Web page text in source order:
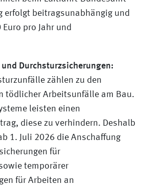
erfolgt beitragsunabhängig und
pro Jahr und
Durchsturzsicherungen:
zählen zu den
tödlicher Arbeitsunfälle am Bau.
leisten einen
diese zu verhindern. Deshalb
1. Juli 2026 die Anschaffung
für
temporärer
für Arbeiten an